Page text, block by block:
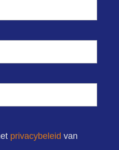
privacybeleid van